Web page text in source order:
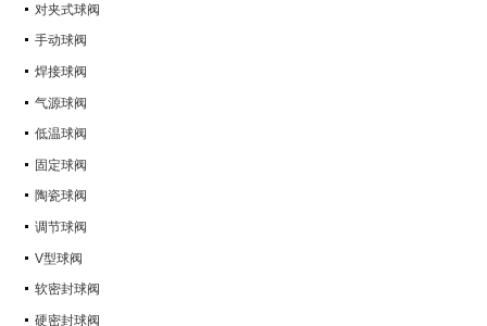
对夹式球阀
手动球阀
焊接球阀
气源球阀
低温球阀
固定球阀
陶瓷球阀
调节球阀
V型球阀
软密封球阀
硬密封球阀